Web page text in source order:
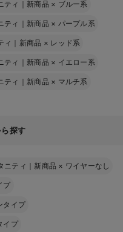
ティ｜新商品 × ブルー系
ティ｜新商品 × パープル系
ィ｜新商品 × レッド系
ティ｜新商品 × イエロー系
ティ｜新商品 × マルチ系
探す
ニティ｜新商品 × ワイヤーなし
プ
タイプ
イプ